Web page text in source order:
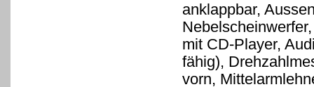
anklappbar,
mit CD-Player,
fähig),
vorn,